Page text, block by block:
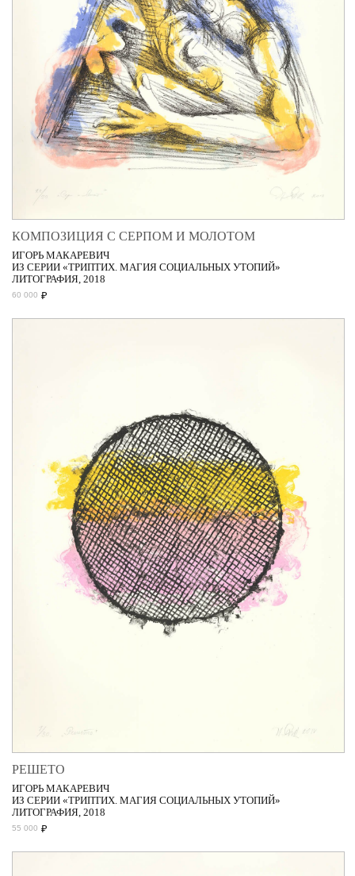
КОМПОЗИЦИЯ С СЕРПОМ И МОЛОТОМ
ИГОРЬ МАКАРЕВИЧ
ИЗ СЕРИИ «ТРИПТИХ. МАГИЯ СОЦИАЛЬНЫХ УТОПИЙ»
ЛИТОГРАФИЯ, 2018
60 000 ₽
РЕШЕТО
ИГОРЬ МАКАРЕВИЧ
ИЗ СЕРИИ «ТРИПТИХ. МАГИЯ СОЦИАЛЬНЫХ УТОПИЙ»
ЛИТОГРАФИЯ, 2018
55 000 ₽